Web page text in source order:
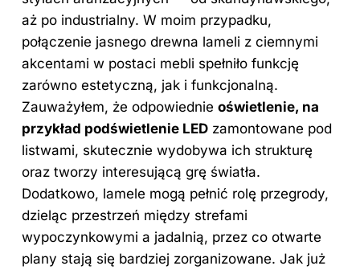
aż po industrialny. W moim przypadku,
połączenie jasnego drewna lameli z ciemnymi
akcentami w postaci mebli spełniło funkcję
zarówno estetyczną, jak i funkcjonalną.
Zauważyłem, że odpowiednie oświetlenie, na
przykład podświetlenie LED zamontowane pod
listwami, skutecznie wydobywa ich strukturę
oraz tworzy interesującą grę światła.
Dodatkowo, lamele mogą pełnić rolę przegrody,
dzieląc przestrzeń między strefami
wypoczynkowymi a jadalnią, przez co otwarte
plany stają się bardziej zorganizowane. Jak już